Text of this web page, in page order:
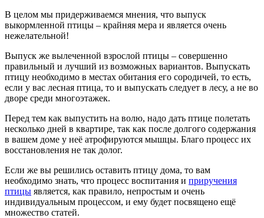
В целом мы придерживаемся мнения, что выпуск
выкормленной птицы – крайняя мера и является очень
нежелательной!
Выпуск же вылеченной взрослой птицы – совершенно
правильный и лучший из возможных вариантов. Выпускать
птицу необходимо в местах обитания его сородичей, то есть,
если у вас лесная птица, то и выпускать следует в лесу, а не во
дворе среди многоэтажек.
Перед тем как выпустить на волю, надо дать птице полетать
несколько дней в квартире, так как после долгого содержания
в вашем доме у неё атрофируются мышцы. Благо процесс их
восстановления не так долог.
Если же вы решились оставить птицу дома, то вам
необходимо знать, что процесс воспитания и приручения
птицы является, как правило, непростым и очень
индивидуальным процессом, и ему будет посвящено ещё
множество статей.